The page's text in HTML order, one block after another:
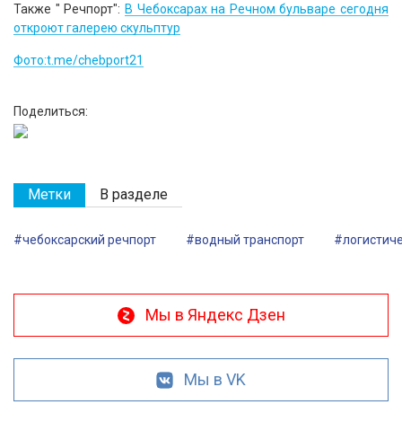
Также " Речпорт": В Чебоксарах на Речном бульваре сегодня
откроют галерею скульптур
Фото:t.me/chebport21
Поделиться:
Метки В разделе
#чебоксарский речпорт #водный транспорт
Мы в Яндекс Дзен
Мы в VK